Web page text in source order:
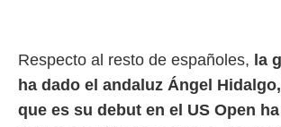
Respecto al resto de españoles, la
ha dado el andaluz Ángel
que es su debut en el US Open